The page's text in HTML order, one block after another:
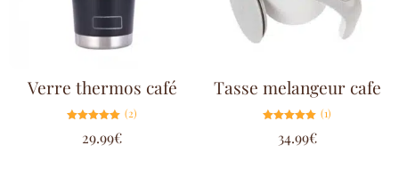
Verre thermos café
5.00
sur 5
(2)
29.99€
Tasse melangeur cafe
5.00
sur 5
(1)
34.99€